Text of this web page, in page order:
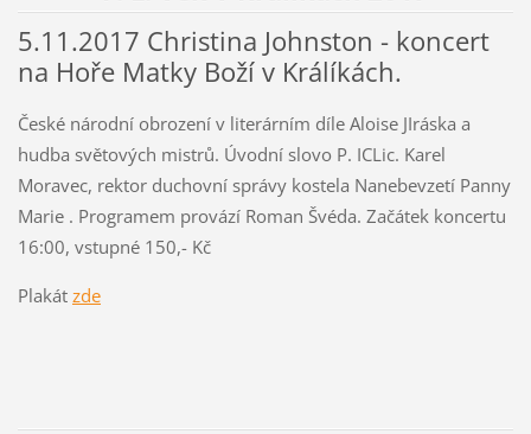
5.11.2017 Christina Johnston - koncert
na Hoře Matky Boží v Králíkách.
České národní obrození v literárním díle Aloise JIráska a
hudba světových mistrů. Úvodní slovo P. ICLic. Karel
Moravec, rektor duchovní správy kostela Nanebevzetí Panny
Marie . Programem provází Roman Švéda. Začátek koncertu
16:00, vstupné 150,- Kč
Plakát zde